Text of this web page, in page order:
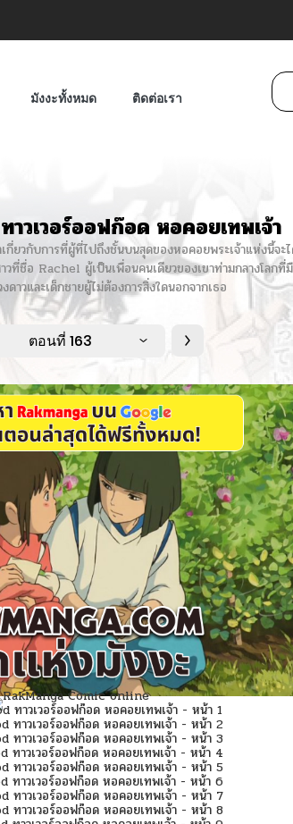
มังงะทั้งหมด ติดต่อเรา
วเวอร์ออฟก๊อด หอคอยเทพเจ้า
ยวกับการที่ผู้ที่ไปถึงชั้นบนสุดของหอคอยพระเจ้าแห่งนี้จะ
ที่ชื่อ Rachel ผู้เป็นเพื่อนคนเดียวของเขาท่ามกลางโลก
ดาวและเด็กชายผู้ไม่ต้องการสิ่งใดนอกจากเธอ
ตอนที่ 163